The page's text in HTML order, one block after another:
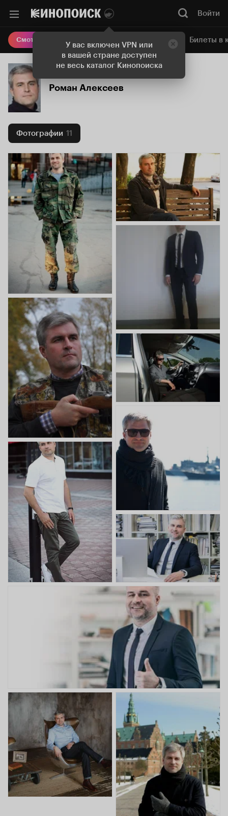
У вас включен VPN или
в вашей стране доступен
не весь каталог Кинопоиска
Войти
Смотреть кино Онлайн-кинотеатр Билеты в
Роман Алексеев
Фотографии 11